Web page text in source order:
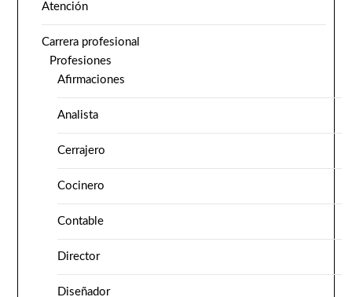
Atención
Carrera profesional
Profesiones
Afirmaciones
Analista
Cerrajero
Cocinero
Contable
Director
Diseñador